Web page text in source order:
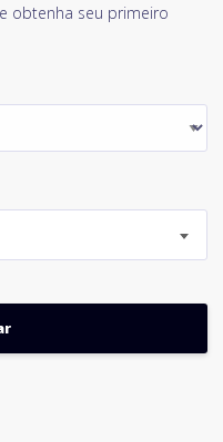
e obtenha seu primeiro